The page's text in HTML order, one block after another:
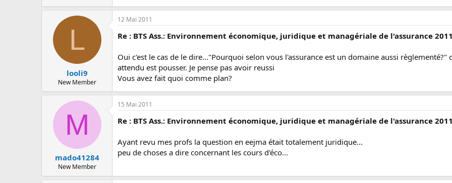
L
looli9
New Member
12 Mai 2011
Re : BTS Ass.: Environnement économique, juridique et managériale de l'assurance 2011
Oui c'est le cas de le dire..."Pourquoi selon vous l'assurance est un domaine aussi
attendu est pousser. Je pense pas avoir reussi
Vous avez fait quoi comme plan?
M
mado41284
New Member
15 Mai 2011
Re : BTS Ass.: Environnement économique, juridique et managériale de l'assurance 2011
Ayant revu mes profs la question en eejma était totalement juridique...
peu de choses a dire concernant les cours d'éco...